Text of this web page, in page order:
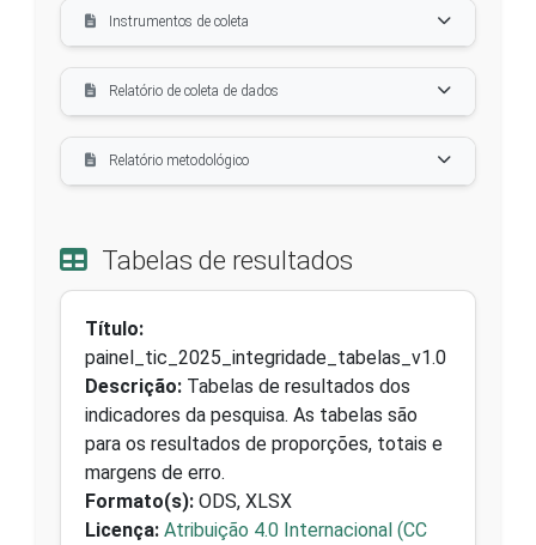
Instrumentos de coleta
Relatório de coleta de dados
Relatório metodológico
Tabelas de resultados
Título:
painel_tic_2025_integridade_tabelas_v1.0
Descrição: Tabelas de resultados dos
indicadores da pesquisa. As tabelas são
para os resultados de proporções, totais e
margens de erro.
Formato(s): ODS, XLSX
Licença: Atribuição 4.0 Internacional (CC